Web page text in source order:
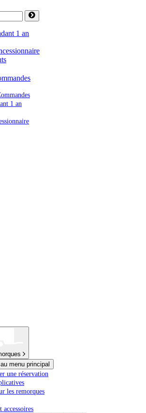
1 an
1 an
menu principal
une réservation
les remorques
accessoires